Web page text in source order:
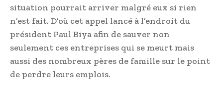
situation pourrait arriver malgré eux si rien
n’est fait. D’où cet appel lancé à l’endroit du
président Paul Biya afin de sauver non
seulement ces entreprises qui se meurt mais
aussi des nombreux pères de famille sur le point
de perdre leurs emplois.